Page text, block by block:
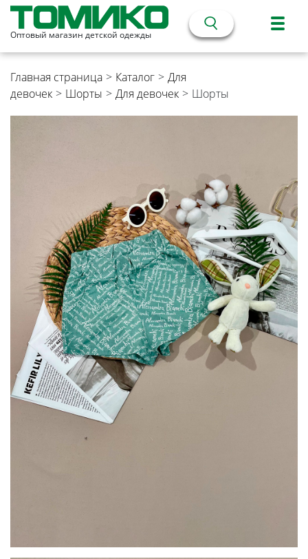
Оптовый магазин детской одежды
Главная страница > Каталог > Для
девочек > Шорты > Для девочек > Шорты